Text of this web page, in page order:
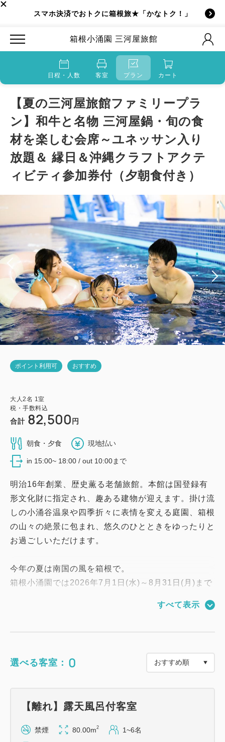
スマホ決済でおトクに箱根旅★「かなトク！」
箱根小涌園 三河屋旅館
日程・人数 客室 プラン カート
【夏の三河屋旅館ファミリープラ
ン】和牛と名物 三河屋鍋・旬の食
材を楽しむ会席～ユネッサン入り
放題＆ 縁日＆沖縄クラフトアクテ
ィビティ参加券付（夕朝食付き）
ポイント利用可 おすすめ
大人 2名 1 室
税・手数料込
合計 82,500 円
朝食・夕食 現地払い
in 15:00~ 18:00 / out 10:00まで
明治16年創業、歴史薫る老舗旅館。本館は国登録有
形文化財に指定され、趣ある建物が迎えます。掛け流
しの小涌谷温泉や四季折々に表情を変える庭園、箱根
の山々の絶景に包まれ、悠久のひとときをゆったりと
お過ごしいただけます。
今年の夏は南国の風を箱根で。
箱根小涌園では2026年7月1日(水)～8月31日(月)まで
リニューアルオープンしたユネッサン３階お祭り広場
館内三河屋カフェでは、沖縄の代表料理ともいえる
を添えた「琉球甘味」などをご用意しております。
歴史を感じながら、ゆったりとすごす特別な夏をお過
すべて表示
選べる客室： 0
【離れ】露天風呂付客室
禁煙 80.00m2 1~6名